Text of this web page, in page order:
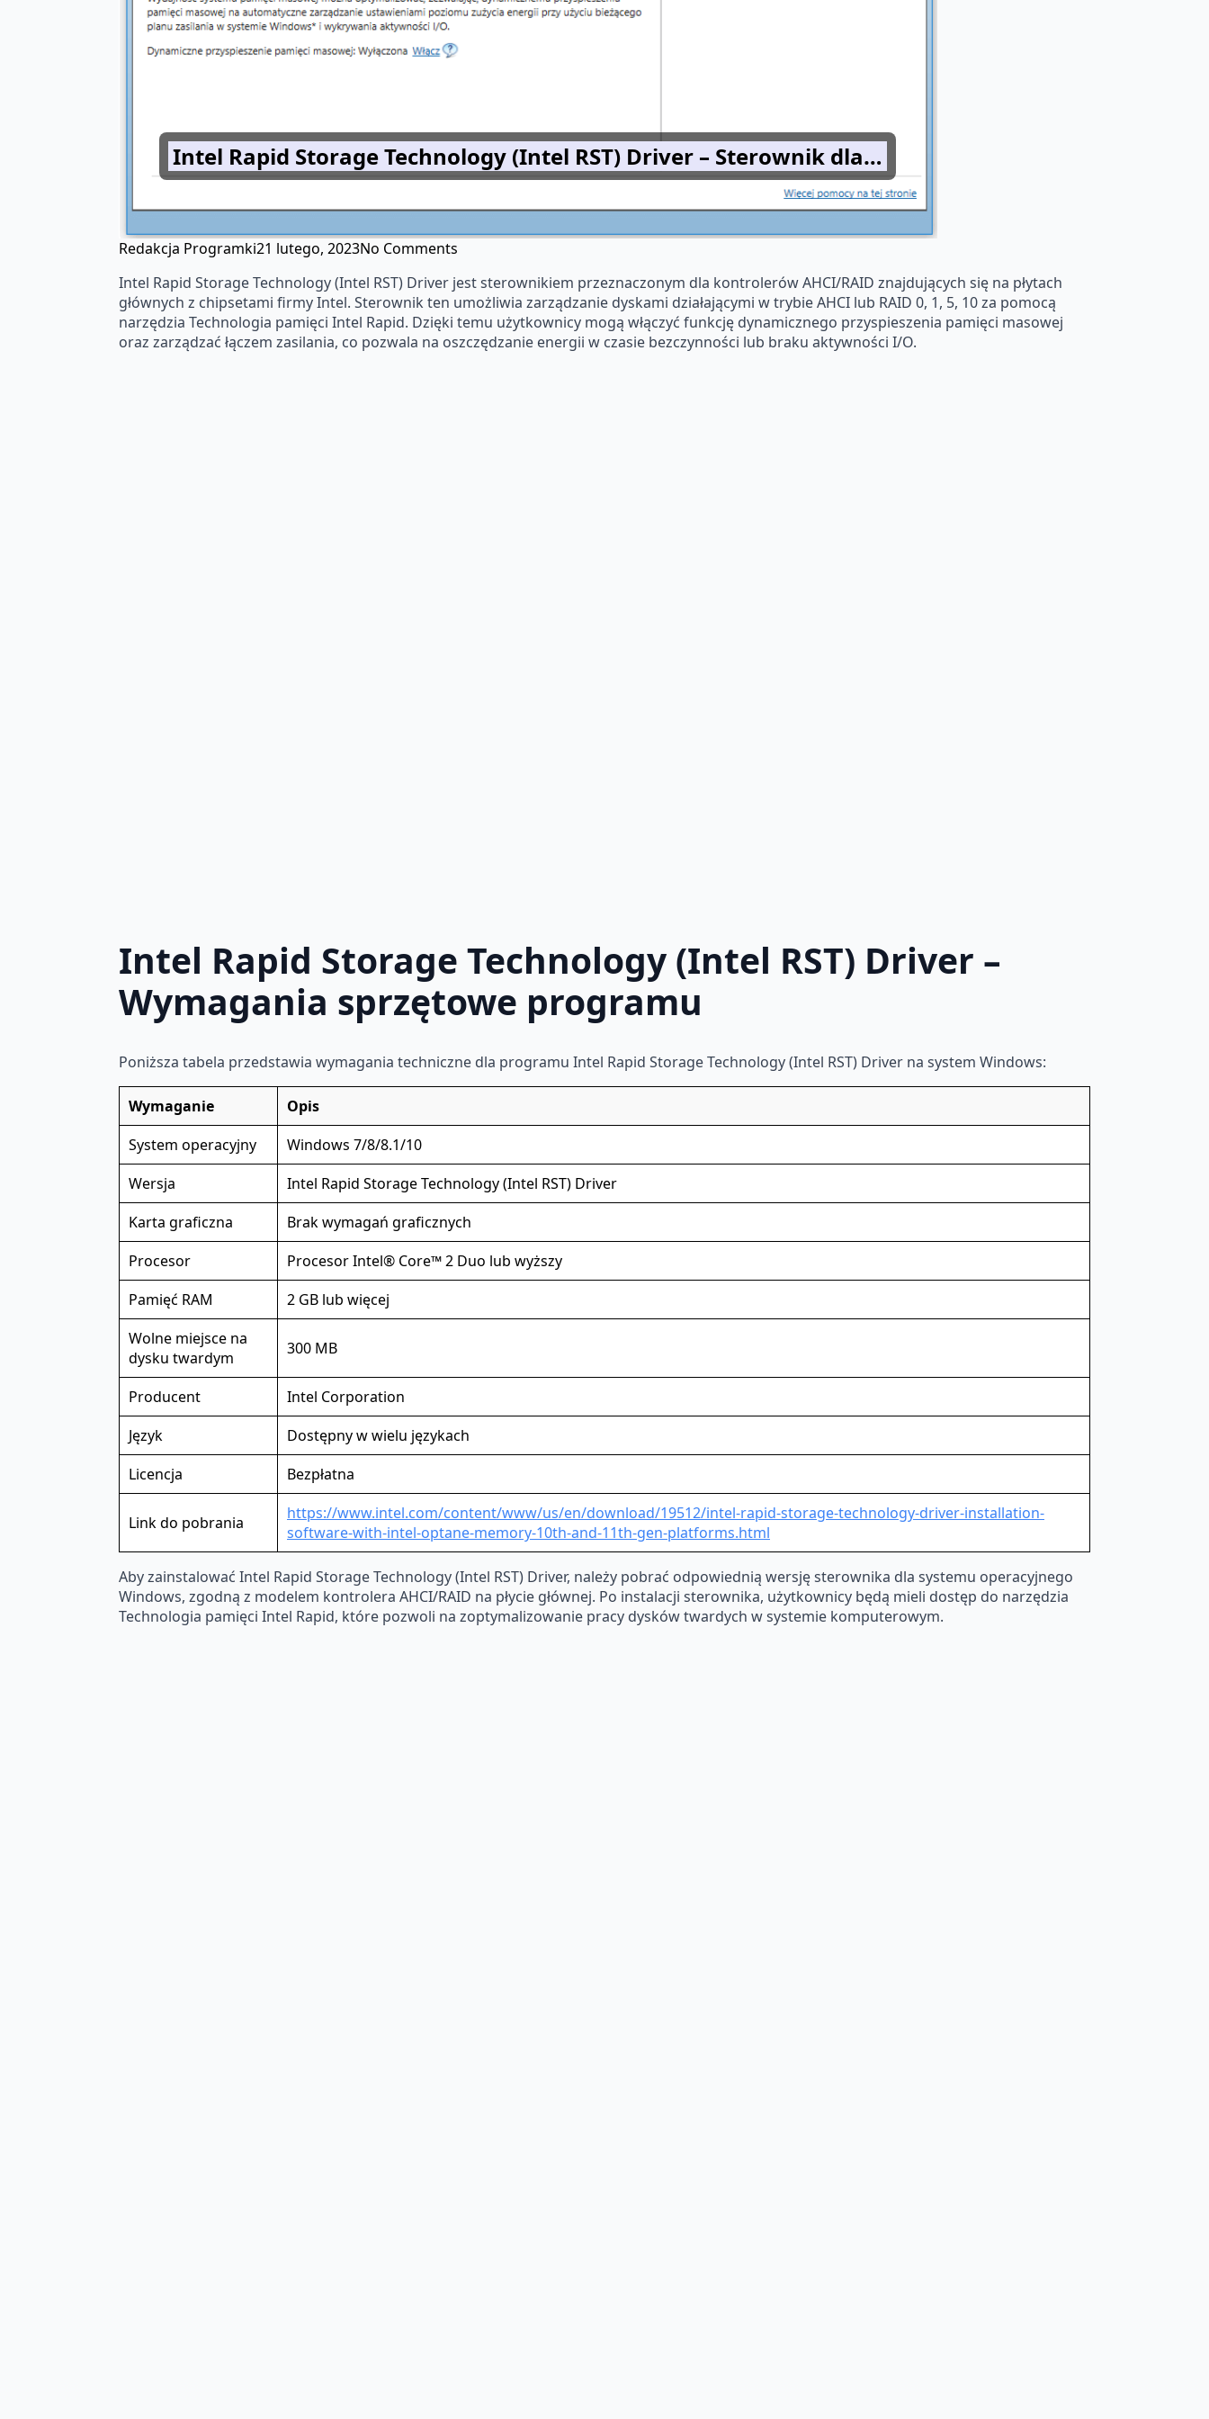
Intel Rapid Storage Technology (Intel RST) Driver – Sterownik dla…
Redakcja Programki21 lutego, 2023No Comments
Intel Rapid Storage Technology (Intel RST) Driver jest sterownikiem przeznaczonym dla kontrolerów AHCI/RAID znajdujących się na płytach
głównych z chipsetami firmy Intel. Sterownik ten umożliwia zarządzanie dyskami działającymi w trybie AHCI lub RAID 0, 1, 5, 10 za pomocą
narzędzia Technologia pamięci Intel Rapid. Dzięki temu użytkownicy mogą włączyć funkcję dynamicznego przyspieszenia pamięci masowej
oraz zarządzać łączem zasilania, co pozwala na oszczędzanie energii w czasie bezczynności lub braku aktywności I/O.
Intel Rapid Storage Technology (Intel RST) Driver –
Wymagania sprzętowe programu
Poniższa tabela przedstawia wymagania techniczne dla programu Intel Rapid Storage Technology (Intel RST) Driver na system Windows:
Wymaganie
Opis
System operacyjny
Windows 7/8/8.1/10
Wersja
Intel Rapid Storage Technology (Intel RST) Driver
Karta graficzna
Brak wymagań graficznych
Procesor
Procesor Intel® Core™ 2 Duo lub wyższy
Pamięć RAM
2 GB lub więcej
Wolne miejsce na
dysku twardym
300 MB
Producent
Intel Corporation
Język
Dostępny w wielu językach
Licencja
Bezpłatna
Link do pobrania
https://www.intel.com/content/www/us/en/download/19512/intel-rapid-storage-technology-driver-installation-
software-with-intel-optane-memory-10th-and-11th-gen-platforms.html
Aby zainstalować Intel Rapid Storage Technology (Intel RST) Driver, należy pobrać odpowiednią wersję sterownika dla systemu operacyjnego
Windows, zgodną z modelem kontrolera AHCI/RAID na płycie głównej. Po instalacji sterownika, użytkownicy będą mieli dostęp do narzędzia
Technologia pamięci Intel Rapid, które pozwoli na zoptymalizowanie pracy dysków twardych w systemie komputerowym.